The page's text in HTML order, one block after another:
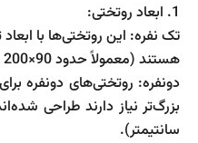
1. ابعاد روتختی:
تک نفره: این روتختی‌ها با
هستند (معمولاً حدود 90×200 سانتیمتر).
دونفره: روتختی‌های دونفره
سانتیمتر).